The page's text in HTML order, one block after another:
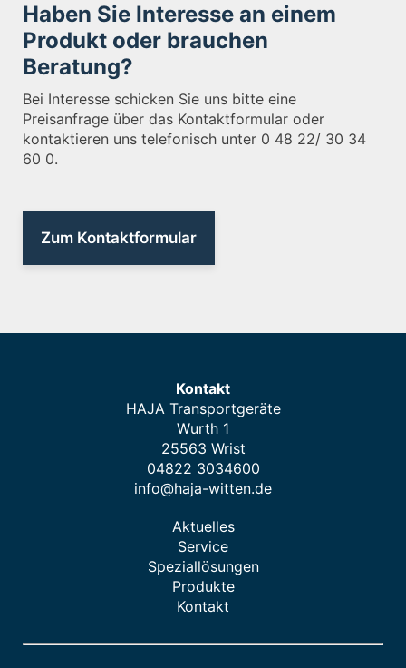
Haben Sie Interesse an einem
Produkt oder brauchen
Beratung?
Bei Interesse schicken Sie uns bitte eine
Preisanfrage über das Kontaktformular oder
kontaktieren uns telefonisch unter 0 48 22/ 30 34
60 0.
Zum Kontaktformular
Kontakt
HAJA Transportgeräte
Wurth 1
25563 Wrist
04822 3034600
info@haja-witten.de
Aktuelles
Service
Speziallösungen
Produkte
Kontakt